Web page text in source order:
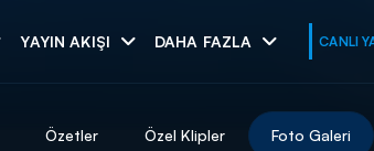
YAYIN AKIŞI DAHA FAZLA CANLI
Özetler Özel Klipler Foto Galeri